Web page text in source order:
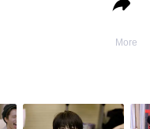
More